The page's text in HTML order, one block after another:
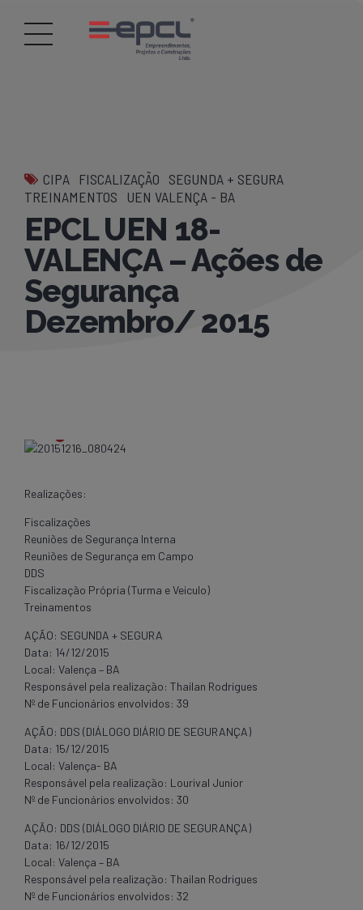
CIPA FISCALIZAÇÃO SEGUNDA + SEGURA
TREINAMENTOS
UEN VALENÇA - BA
EPCL UEN 18-
VALENÇA – Ações de
Segurança
Dezembro/ 2015
Realizações:
Fiscalizações
Reuniões de Segurança Interna
Reuniões de Segurança em Campo
DDS
Fiscalização Própria (Turma e Veiculo)
Treinamentos
AÇÃO: SEGUNDA + SEGURA
Data: 14/12/2015
Local: Valença – BA
Responsável pela realização: Thailan Rodrigues
Nº de Funcionários envolvidos: 39
AÇÃO: DDS (DIÁLOGO DIÁRIO DE SEGURANÇA)
Data: 15/12/2015
Local: Valença- BA
Responsável pela realização: Lourival Junior
Nº de Funcionários envolvidos: 30
AÇÃO: DDS (DIÁLOGO DIÁRIO DE SEGURANÇA)
Data: 16/12/2015
Local: Valença – BA
Responsável pela realização: Thailan Rodrigues
Nº de Funcionários envolvidos: 32